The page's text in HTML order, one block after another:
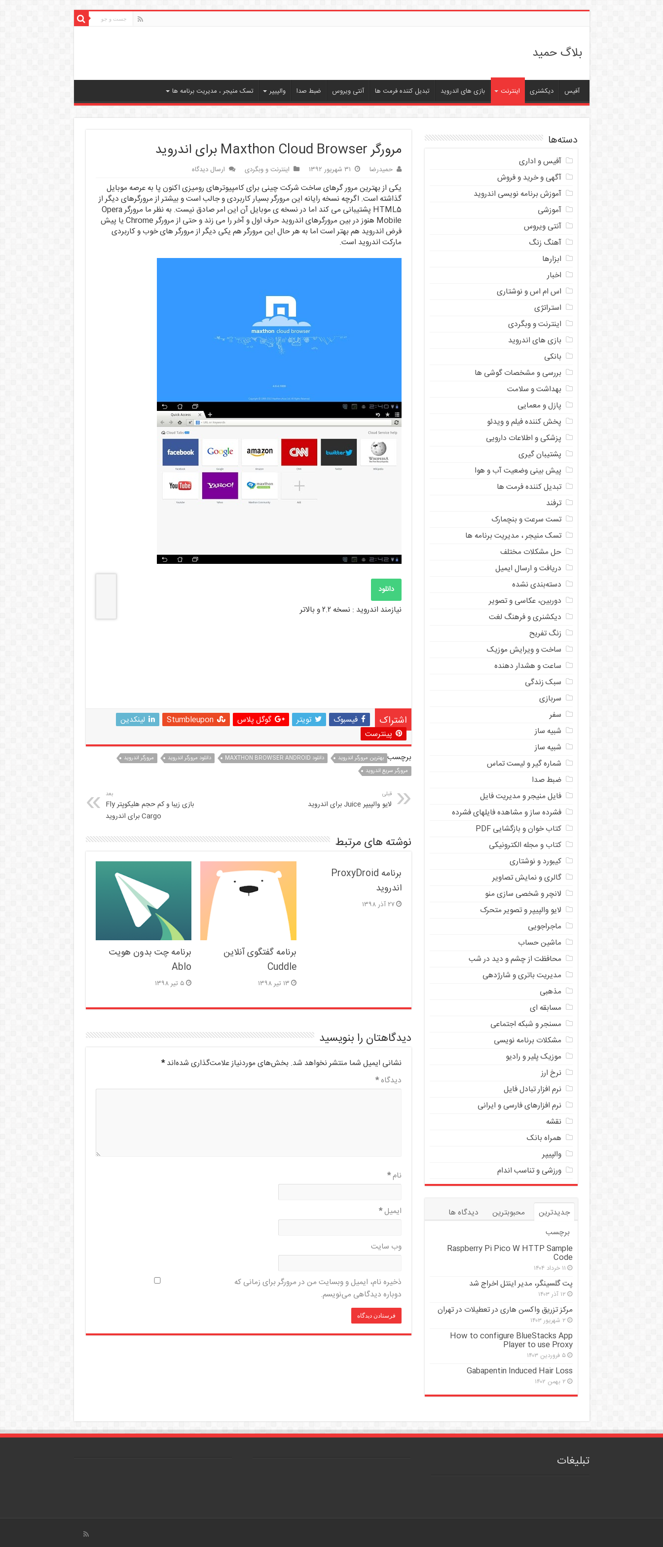
بلاگ حمید
آفیس دیکشنری اینترنت بازی های اندروید تبدیل کننده فرمت ها آنتی ویروس ضبط صدا والپیپر تسک منیجر ، مدیریت برنامه ها
مرورگر Maxthon Cloud Browser برای اندروید
حمیدرضا ۳۱ شهریور ۱۳۹۲ اینترنت و وبگردی ارسال دیدگاه
یکی از بهترین مرور گرهای ساخت شرکت چینی برای کامپیوترهای رومیزی اکنون پا به عرصه موبایل
گذاشته است. اگرچه نسخه رایانه این مرورگر بسیار کاربردی و جالب است و بیشتر از مرورگرهای دیگر از
HTML5 پشتیبانی می کند اما در نسخه ی موبایل آن این امر صادق نیست. به نظر ما مرورگر Opera
Mobile هنوز در بین مرورگرهای اندروید حرف اول و آخر را می زند و حتی از مرورگر Chrome یا پیش
فرض اندروید هم بهتر است اما به هر حال این مرورگر هم یکی دیگر از مرورگر های خوب و کاربردی
مارکت اندروید است.
دانلود
نیازمند اندروید : نسخه ۲.۲ و بالاتر
اشتراک فیسبوک تویتر گوگل پلاس Stumbleupon
لینکدین
پینترست
برچسب بهترین مرورگر اندروید دانلود MAXTHON BROWSER ANDROID دانلود مرورگر اندروید
مرورگر اندروید
مرورگر سریع اندروید
قبلی
لایو والپیپر Juice برای اندروید
بعد
بازی زیبا و کم حجم هلیکوپتر Fly
Cargo برای اندروید
نوشته های مرتبط
برنامه ProxyDroid
اندروید
۲۷ آذر ۱۳۹۸
برنامه گفتگوی آنلاین
Cuddle
۱۳ تیر ۱۳۹۸
برنامه چت بدون هویت
Ablo
۵ تیر ۱۳۹۸
دیدگاهتان را بنویسید
نشانی ایمیل شما منتشر نخواهد شد. بخش‌های موردنیاز علامت‌گذاری شده‌اند*
دیدگاه*
نام*
ایمیل*
وب‌ سایت
ذخیره نام، ایمیل و وبسایت من در مرورگر برای زمانی که
دوباره دیدگاهی می‌نویسم.
دسته‌ها
آفیس و اداری
آگهی و خرید و فروش
آموزش برنامه نویسی اندروید
آموزشی
آنتی ویروس
آهنگ زنگ
ابزارها
اخبار
اس ام اس و نوشتاری
استراتژی
اینترنت و وبگردی
بازی های اندروید
بانکی
بررسی و مشخصات گوشی ها
بهداشت و سلامت
پازل و معمایی
پخش کننده فیلم و ویدئو
پزشکی و اطلاعات دارویی
پشتیبان گیری
پیش بینی وضعیت آب و هوا
تبدیل کننده فرمت ها
ترفند
تست سرعت و بنچمارک
تسک منیجر ، مدیریت برنامه ها
حل مشکلات مختلف
دریافت و ارسال ایمیل
دسته‌بندی نشده
دوربین، عکاسی و تصویر
دیکشنری و فرهنگ لغت
زنگ تفریح
ساخت و ویرایش موزیک
ساعت و هشدار دهنده
سبک زندگی
سربازی
سفر
شبیه ساز
شبیه ساز
شماره گیر و لیست تماس
ضبط صدا
فایل منیجر و مدیریت فایل
فشرده ساز و مشاهده فایلهای فشرده
کتاب خوان و بازگشایی PDF
کتاب و مجله الکترونیکی
کیبورد و نوشتاری
گالری و نمایش تصاویر
لانچر و شخصی سازی منو
لایو والپیپر و تصویر متحرک
ماجراجویی
ماشین حساب
محافظت از چشم و دید در شب
مدیریت باتری و شارژدهی
مذهبی
مسابقه ای
مسنجر و شبکه اجتماعی
مشکلات برنامه نویسی
موزیک پلیر و رادیو
نرخ ارز
ﻧﺮﻡ ﺍﻓﺰﺍﺭ ﺗﺒﺎﺩﻝ ﻓﺎﻳﻞ
نرم افزارهای فارسی و ایرانی
نقشه
همراه بانک
والپیپر
ورزشی و تناسب اندام
جدیدترین محبوبترین
دیدگاه ها
برچسب
Raspberry Pi Pico W HTTP Sample
Code
۱۱ خرداد ۱۴۰۴
پت گلسینگر، مدیر اینتل اخراج شد
۱۲ آذر ۱۴۰۳
مرکز تزریق واکسن هاری در تعطیلات در تهران
۲ شهریور ۱۴۰۳
How to configure BlueStacks App
Player to use Proxy
۵ فروردین ۱۴۰۳
Gabapentin Induced Hair Loss
۲ بهمن ۱۴۰۲
تبلیغات